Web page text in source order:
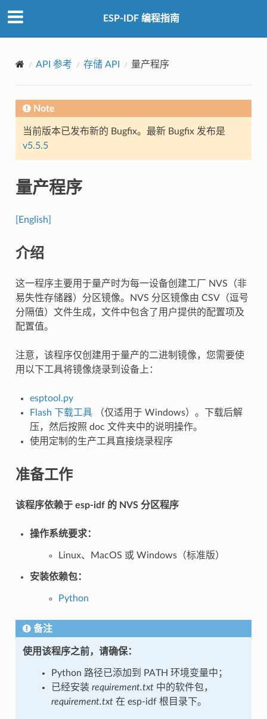
ESP-IDF 编程指南
API 参考 存储 API 量产程序
Note
当前版本已发布新的 Bugfix。最新 Bugfix 发布是
v5.5.5
量产程序
[English]
介绍
这一程序主要用于量产时为每一设备创建工厂 NVS（非
易失性存储器）分区镜像。NVS 分区镜像由 CSV（逗号
分隔值）文件生成，文件中包含了用户提供的配置项及
配置值。
注意，该程序仅创建用于量产的二进制镜像，您需要使
用以下工具将镜像烧录到设备上：
esptool.py
Flash 下载工具（仅适用于 Windows）。下载后解
压，然后按照 doc 文件夹中的说明操作。
使用定制的生产工具直接烧录程序
准备工作
该程序依赖于 esp-idf 的 NVS 分区程序
操作系统要求：
Linux、MacOS 或 Windows（标准版）
安装依赖包：
Python
备注
使用该程序之前，请确保：
Python 路径已添加到 PATH 环境变量中；
已经安装 requirement.txt中的软件包，
requirement.txt在 esp-idf 根目录下。